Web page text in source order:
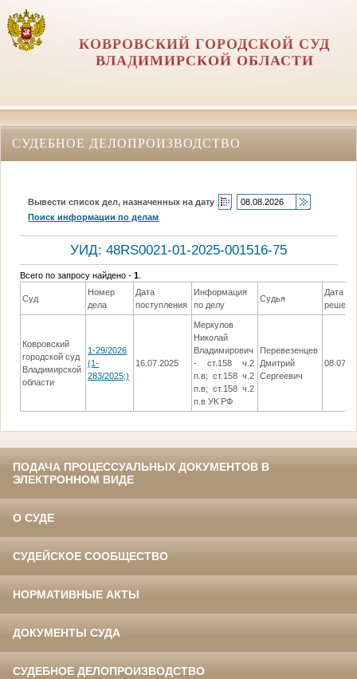
КОВРОВСКИЙ ГОРОДСКОЙ СУД
ВЛАДИМИРСКОЙ ОБЛАСТИ
СУДЕБНОЕ ДЕЛОПРОИЗВОДСТВО
Вывести список дел, назначенных на дату
Поиск информации по делам
УИД: 48RS0021-01-2025-001516-75
Всего по запросу найдено -1
Суд
Номер
дела
Дата
поступления
Информация
по делу
Судья
Дата
Ковровский
городской суд
Владимирской
области
1-29/2026
(1-
283/2025;)
16.07.2025
Меркулов
Николай
Владимирович
- ст.158 ч.2
п.в; ст.158 ч.2
п.в; ст.158 ч.2
п.в УК РФ
Перевезенцев
Дмитрий
Сергеевич
ПОДАЧА ПРОЦЕССУАЛЬНЫХ ДОКУМЕНТОВ В
ЭЛЕКТРОННОМ ВИДЕ
О СУДЕ
СУДЕЙСКОЕ СООБЩЕСТВО
НОРМАТИВНЫЕ АКТЫ
ДОКУМЕНТЫ СУДА
СУДЕБНОЕ ДЕЛОПРОИЗВОДСТВО